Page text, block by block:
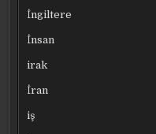
İngiltere
İnsan
irak
İran
iş